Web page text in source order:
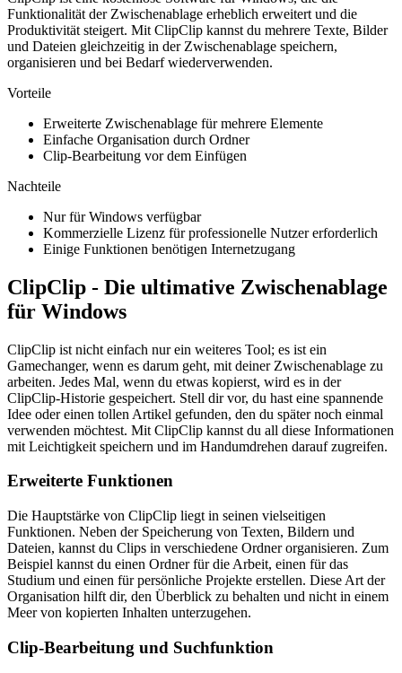
Funktionalität der Zwischenablage erheblich erweitert und die
Produktivität steigert. Mit ClipClip kannst du mehrere Texte, Bilder
und Dateien gleichzeitig in der Zwischenablage speichern,
organisieren und bei Bedarf wiederverwenden.
Vorteile
Erweiterte Zwischenablage für mehrere Elemente
Einfache Organisation durch Ordner
Clip-Bearbeitung vor dem Einfügen
Nachteile
Nur für Windows verfügbar
Kommerzielle Lizenz für professionelle Nutzer erforderlich
Einige Funktionen benötigen Internetzugang
ClipClip - Die ultimative Zwischenablage
für Windows
ClipClip ist nicht einfach nur ein weiteres Tool; es ist ein
Gamechanger, wenn es darum geht, mit deiner Zwischenablage zu
arbeiten. Jedes Mal, wenn du etwas kopierst, wird es in der
ClipClip-Historie gespeichert. Stell dir vor, du hast eine spannende
Idee oder einen tollen Artikel gefunden, den du später noch einmal
verwenden möchtest. Mit ClipClip kannst du all diese Informationen
mit Leichtigkeit speichern und im Handumdrehen darauf zugreifen.
Erweiterte Funktionen
Die Hauptstärke von ClipClip liegt in seinen vielseitigen
Funktionen. Neben der Speicherung von Texten, Bildern und
Dateien, kannst du Clips in verschiedene Ordner organisieren. Zum
Beispiel kannst du einen Ordner für die Arbeit, einen für das
Studium und einen für persönliche Projekte erstellen. Diese Art der
Organisation hilft dir, den Überblick zu behalten und nicht in einem
Meer von kopierten Inhalten unterzugehen.
Clip-Bearbeitung und Suchfunktion